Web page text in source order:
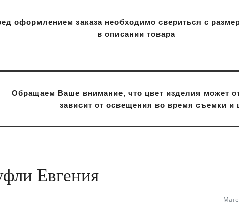
оформлением заказа необходимо свериться с
в описании товара
Обращаем Ваше внимание, что цвет изделия может
зависит от освещения во время съемки и
Евгения